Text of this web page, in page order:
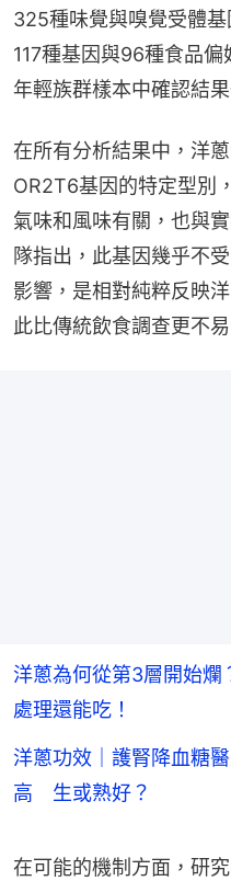
325種味覺與嗅覺受體
117種基因與96種食品
年輕族群樣本中確認結果
在所有分析結果中，洋
OR2T6基因的特定型別
氣味和風味有關，也與
隊指出，此基因幾乎不
影響，是相對純粹反映
此比傳統飲食調查更不
洋蔥為何從第3層開始
處理還能吃！
洋蔥功效｜護腎降血糖
高 生或熟好？
在可能的機制方面，研